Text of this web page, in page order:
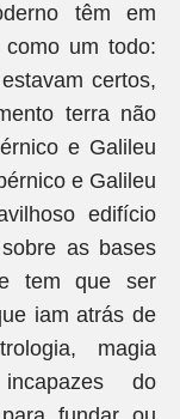
têm em
um todo:
certos,
terra não
e Galileu
e Galileu
edifício
as bases
e tem que ser
iam atrás de
magia
do